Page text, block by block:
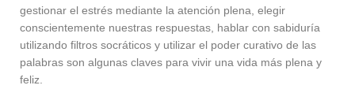
gestionar el estrés mediante la atención plena, elegir
conscientemente nuestras respuestas, hablar con sabiduría
utilizando filtros socráticos y utilizar el poder curativo de las
palabras son algunas claves para vivir una vida más plena y
feliz.